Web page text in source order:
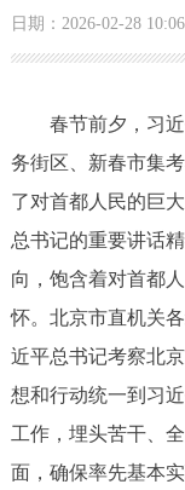
政务公开
政策兑现
决策公开
个人服务
便民服务
日期：2026-02-28 10:06
春节前夕，习近
务街区、新春市集
了对首都人民的巨
总书记的重要讲话
向，饱含着对首都
怀。北京市直机关
近平总书记考察北
想和行动统一到习
工作，埋头苦干、
面，确保率先基本